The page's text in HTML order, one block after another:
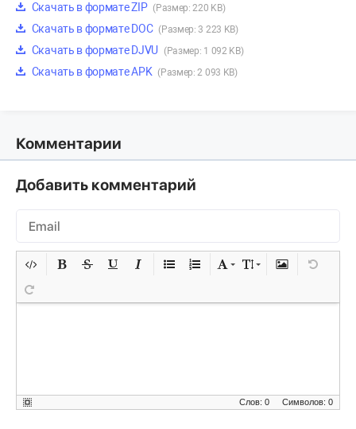
Скачать в формате ZIP (Размер: 220 KB)
Скачать в формате DOC (Размер: 3 223 KB)
Скачать в формате DJVU (Размер: 1 092 KB)
Скачать в формате APK (Размер: 2 093 KB)
Комментарии
Добавить комментарий
Символов: 0
Слов: 0